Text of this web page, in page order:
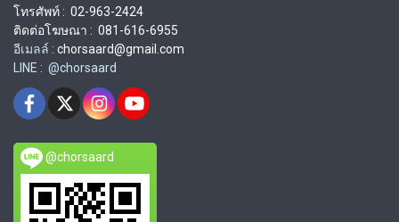
โทรศัพท์ : 02-963-2424
ติดต่อโฆษณา : 081-616-6955
อีเมลล์ : chorsaard@gmail.com
LINE : @chorsaard
@chorsaard